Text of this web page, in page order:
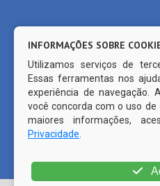
© Copyright 2026 Prefeitura
INFORMAÇÕES SOBRE
Utilizamos serviços de
Essas ferramentas nos
experiência de navegação.
você concorda com o uso
maiores informações,
Privacidade